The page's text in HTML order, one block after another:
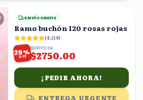
ENVÍO GRATIS
Ramo buchón 120 rosas rojas
(4,516)
29%
OFF
$3873.24
$2750.00
¡PEDIR AHORA!
ENTREGA URGENTE